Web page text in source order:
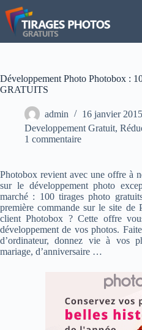
Passer
au
contenu
Développement Photo Photobox :
GRATUITS
admin
16 janvier 2015
Developpement Gratuit,
1 commentaire
Photobox revient avec une offre à
sur le développement photo
marché : 100 tirages photo
première commande sur le site de
client Photobox ? Cette offre
développement de vos photos.
d’ordinateur, donnez vie à vos
mariage, d’anniversaire …